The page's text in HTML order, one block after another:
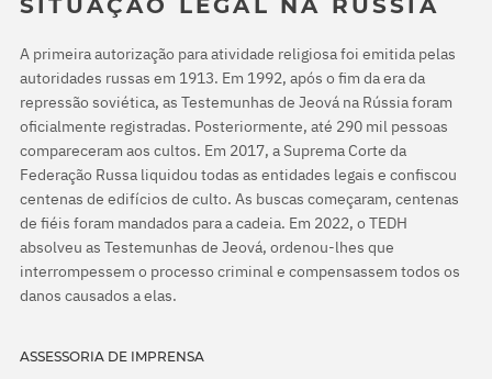
SITUAÇÃO LEGAL NA RÚSSIA
A primeira autorização para atividade religiosa foi emitida pelas
autoridades russas em 1913. Em 1992, após o fim da era da
repressão soviética, as Testemunhas de Jeová na Rússia foram
oficialmente registradas. Posteriormente, até 290 mil pessoas
compareceram aos cultos. Em 2017, a Suprema Corte da
Federação Russa liquidou todas as entidades legais e confiscou
centenas de edifícios de culto. As buscas começaram, centenas
de fiéis foram mandados para a cadeia. Em 2022, o TEDH
absolveu as Testemunhas de Jeová, ordenou-lhes que
interrompessem o processo criminal e compensassem todos os
danos causados a elas.
ASSESSORIA DE IMPRENSA